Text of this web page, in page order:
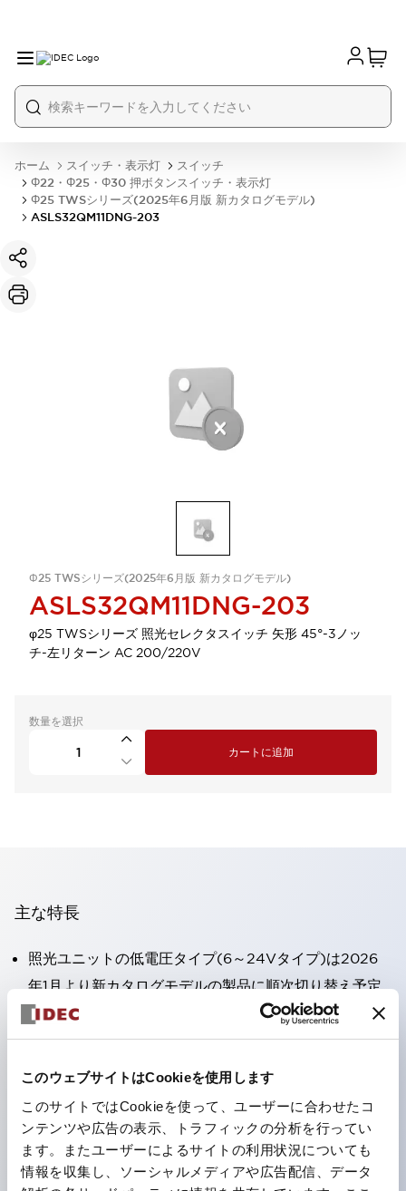
このウェブサイトはCookieを使用します
このサイトではCookieを使って、ユーザーに合わせたコ
ンテンツや広告の表示、トラフィックの分析を行ってい
ます。またユーザーによるサイトの利用状況についても
情報を収集し、ソーシャルメディアや広告配信、データ
ホーム スイッチ・表示灯
スイッチ
Φ22・Φ25・Φ30 押ボタンスイッチ・表示灯
Φ25 TWSシリーズ(2025年6月版 新カタログモデル)
ASLS32QM11DNG-203
Φ25 TWSシリーズ(2025年6月版 新カタログモデル)
ASLS32QM11DNG-203
φ25 TWSシリーズ 照光セレクタスイッチ 矢形 45°-3ノッ
チ-左リターン AC 200/220V
数量を選択
カートに追加
主な特長
照光ユニットの低電圧タイプ(6～24Vタイプ)は2026
年1月より新カタログモデルの製品に順次切り替え予定
高電圧タイプのLED球が搭載可能になり、ダイレクト
タイプの定格使用電圧が最大240Vまで対応可能になり
ました。
プを除く）
丸形圧着端子の配線工数を大幅に削減。
ひとつで6色の役をこなすLED球（LSRD球）。これま